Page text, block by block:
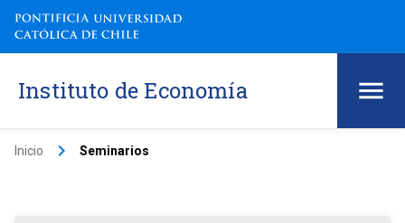
Instituto de Economía
Inicio keyboard_arrow_right Seminarios